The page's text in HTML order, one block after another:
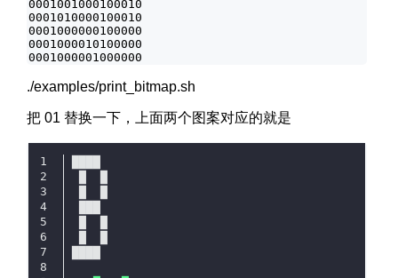
0001001000100010
0001010000100010
0001000000100000
0001000010100000
./examples/print_bitmap.sh
把 01 替换一下，上面两个图案对应的就是